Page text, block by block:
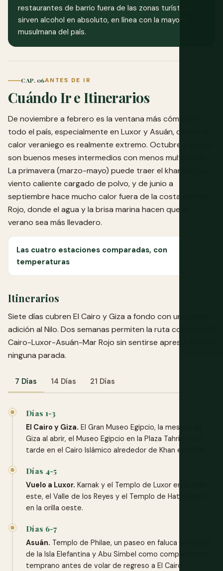
restaurantes de barrio fuera de las zonas turísticas no
sirven alcohol en absoluto, en línea con la mayoría
musulmana del país.
CAP. 06ANTES DE IR
Cuándo Ir e Itinerarios
De noviembre a febrero es la ventana más cómoda en
todo el país, especialmente en Luxor y Asuán, donde el
calor veraniego es realmente extremo. Octubre y marzo
son buenos meses intermedios con menos multitudes.
La primavera (marzo-mayo) puede traer el khamsin, un
viento caliente cargado de polvo, y de junio a
septiembre hace mucho calor fuera de la costa del Mar
Rojo, donde el agua y la brisa marina hacen que el
verano sea más llevadero.
Las cuatro estaciones comparadas, con
temperaturas
Itinerarios
Siete días cubren El Cairo y Giza a fondo con una breve
adición al Nilo. Dos semanas permiten la ruta completa El
Cairo-Luxor-Asuán-Mar Rojo sin sentirse apresurado en
ninguna parada.
7 Días 14 Días 21 Días
Días 1-3
El Cairo y Giza. El Gran Museo Egipcio, la meseta de
Giza al abrir, el Museo Egipcio en la Plaza Tahrir y una
tarde en el Cairo Islámico alrededor de Khan el-Khalili.
Días 4-5
Vuelo a Luxor. Karnak y el Templo de Luxor en la orilla
este, el Valle de los Reyes y el Templo de Hatshepsut
en la orilla oeste.
Días 6-7
Asuán. Templo de Philae, un paseo en faluca alrededor
de la Isla Elefantina y Abu Simbel como complemento
temprano antes de volar de regreso a El Cairo.